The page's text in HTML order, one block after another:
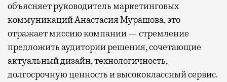
объясняет руководитель маркетинговых
коммуникаций Анастасия Мурашова, это
отражает миссию компании — стремление
предложить аудитории решения, сочетающие
актуальный дизайн, технологичность,
долгосрочную ценность и высококлассный сервис.